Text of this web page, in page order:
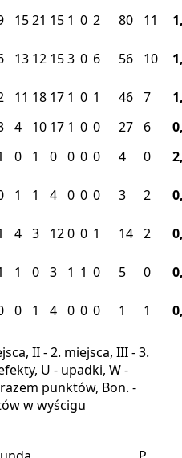
1521 15 1 0 2 80 11
13 12 153 0 6 56 10
11 18 17 1 0 1 46 7
4 10 17 1 0 0 27 6
0 1 0 0 0 0 4 0
1 1 4 0 0 0 3 2
4 3 120 0 1 14 2
1 0 3 1 1 0 5 0
0 1 4 0 0 0 1 1
II - 2. miejsca, III - 3.
U - upadki, W -
punktów, Bon. -
w wyścigu